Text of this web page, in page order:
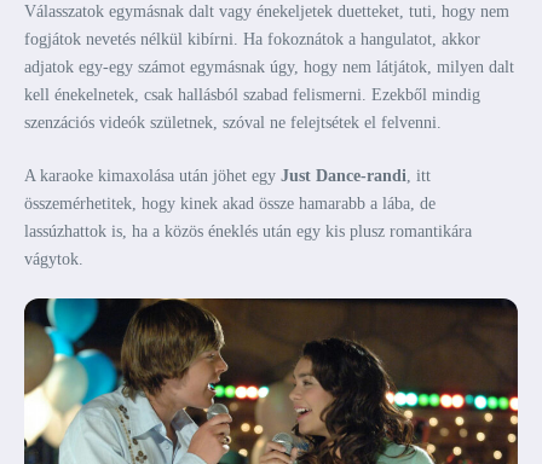
Válasszatok egymásnak dalt vagy énekeljetek duetteket, tuti, hogy nem
fogjátok nevetés nélkül kibírni. Ha fokoznátok a hangulatot, akkor
adjatok egy-egy számot egymásnak úgy, hogy nem látjátok, milyen dalt
kell énekelnetek, csak hallásból szabad felismerni. Ezekből mindig
szenzációs videók születnek, szóval ne felejtsétek el felvenni.
A karaoke kimaxolása után jöhet egy Just Dance-randi, itt
összemérhetitek, hogy kinek akad össze hamarabb a lába, de
lassúzhattok is, ha a közös éneklés után egy kis plusz romantikára
vágytok.